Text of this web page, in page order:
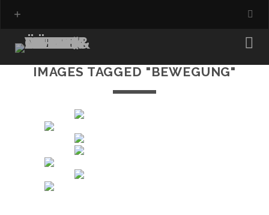
IMAGES TAGGED "BEWEGUNG"